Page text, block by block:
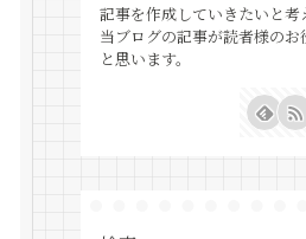
記事を作成していきたいと考
当ブログの記事が読者様の
と思います。